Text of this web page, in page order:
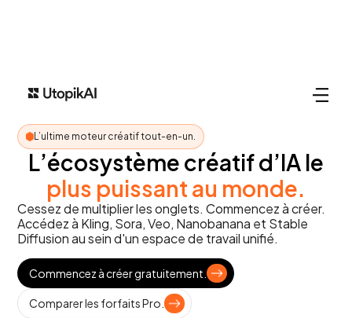
L’ultime moteur créatif tout-en-un.
L’écosystème créatif d’IA le
plus puissant au monde.
Cessez de multiplier les onglets. Commencez à créer.
Accédez à Kling, Sora, Veo, Nanobanana et Stable
Diffusion au sein d'un espace de travail unifié.
Commencez à créer gratuitement.
Comparer les forfaits Pro.